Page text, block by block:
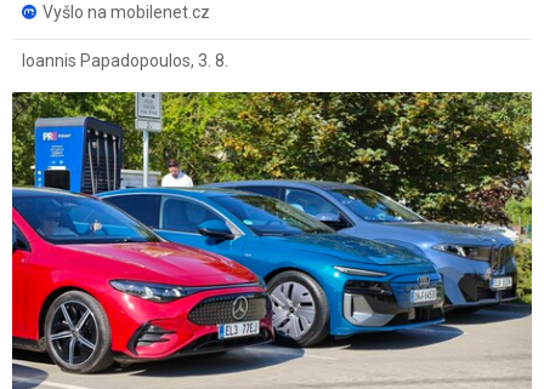
Vyšlo na mobilenet.cz
Ioannis Papadopoulos, 3. 8.